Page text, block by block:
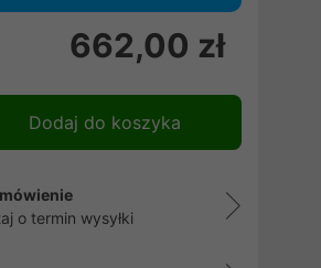
662,00 zł
Dodaj do koszyka
o termin wysyłki